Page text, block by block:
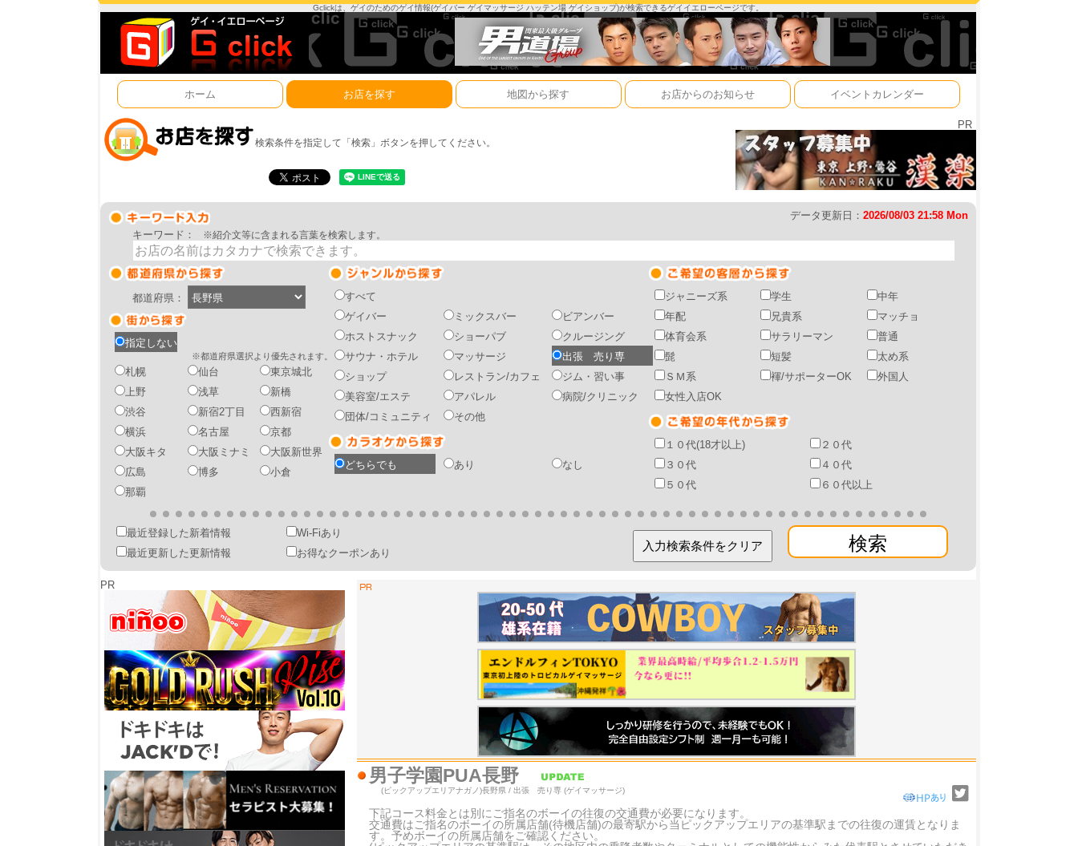
Gclickは、ゲイのためのゲイ情報(ゲイバー ゲイマッサージ ハッテン場 ゲイショップ)が検索できるゲイイエローページです。
ホーム お店を探す 地図から探す お店からのお知らせ イベントカレンダー
検索条件を指定して「検索」ボタンを押してください。
PR
データ更新日： 2026/08/03 21:58 Mon
キーワード：
※紹介文等に含まれる言葉を検索します。
都道府県：
指定しない
※都道府県選択より優先されます。
札幌 仙台
東京城北
上野
浅草
新橋
渋谷
新宿2丁目
西新宿
横浜
名古屋
京都
大阪キタ
大阪ミナミ
大阪新世界
広島
博多
小倉
那覇
すべて
ゲイバー
ミックスバー
ビアンバー
ホストスナック
ショーパブ
クルージング
サウナ・ホテル
マッサージ
出張 売り専
ショップ
レストラン/カフェ
ジム・習い事
美容室/エステ
アパレル
病院/クリニック
団体/コミュニティ
その他
どちらでも あり なし
ジャニーズ系 学生
中年
年配
兄貴系
マッチョ
体育会系
サラリーマン
普通
髭
短髪
太め系
ＳＭ系
褌/サポーターOK
外国人
女性入店OK
１０代(18才以上)
２０代
３０代
４０代
５０代
６０代以上
最近登録した新着情報
最近更新した更新情報
Wi-Fiあり
お得なクーポンあり
検索
男子学園PUA長野
(ピックアップエリアナガノ)長野県 / 出張 売り専 (ゲイマッサージ)
下記コース料金とは別にご指名のボーイの往復の交通費が必要になります。
交通費はご指名のボーイの所属店舗(待機店舗)の最寄駅から当ピックアップエリアの基準駅までの往復の運賃となりま
す。予めボーイの所属店舗をご確認ください。
PR